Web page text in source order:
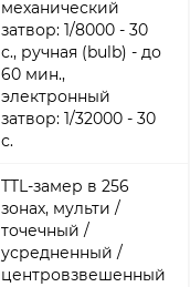
механический
затвор: 1/8000 - 30
с., ручная (bulb) - до
60 мин.,
электронный
затвор: 1/32000 - 30
с.
TTL-замер в 256
зонах, мульти /
точечный /
усредненный /
центровзвешенный